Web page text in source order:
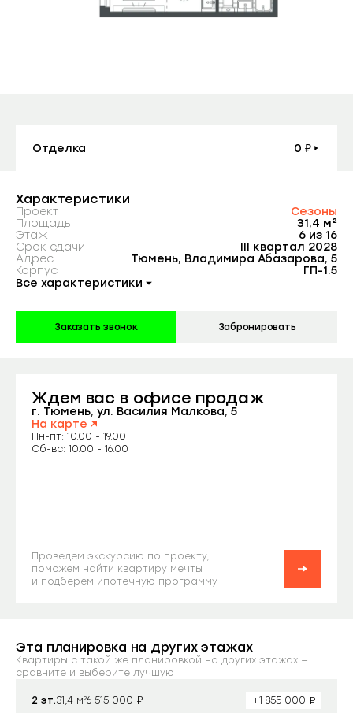
Компания
Партнерам
Подписывайтесь
Заказать звонок
Заказать консультацию
Отделка 0 ₽
Характеристики
Проект
Сезоны
Площадь
31,4 м²
Этаж
6 из 16
Срок сдачи
III квартал 2028
Адрес
Тюмень, Владимира Абазарова, 5
Корпус
ГП-1.5
Все характеристики
Заказать звонок Забронировать
Ждем вас в офисе продаж
г. Тюмень, ул. Василия Малкова, 5
На карте
Пн-пт: 10.00 - 19.00
Сб-вс: 10.00 - 16.00
Проведем экскурсию по проекту,
поможем найти квартиру мечты
и подберем ипотечную программу
Эта планировка на других этажах
Квартиры с такой же планировкой на других этажах —
сравните и выберите лучшую
2 эт.31,4 м²6 515 000 ₽ +1 855 000 ₽